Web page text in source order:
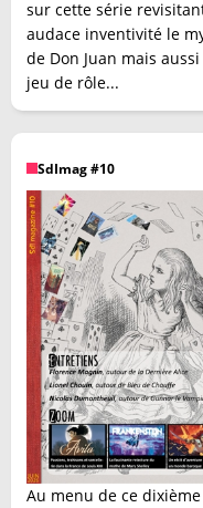
sur cette série
audace inventivité le
de Don Juan mais
jeu de rôle...
SdImag #10
Au menu de ce dixième